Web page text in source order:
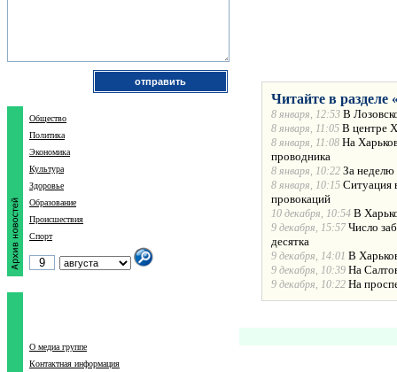
Читайте в разделе
8 января, 12:53 В
8 января, 11:05 В центре
8 января, 11:08 На
проводника
8 января, 10:22 За неделю
8 января, 10:15 Ситуация
провокаций
10 декабря, 10:54 В
9 декабря, 15:57 Число
десятка
9 декабря, 14:01 В
9 декабря, 10:39 На
9 декабря, 10:22 На
Общество
Политика
Экономика
Культура
Здоровье
Образование
Происшествия
Спорт
О медиа группе
Контактная информация